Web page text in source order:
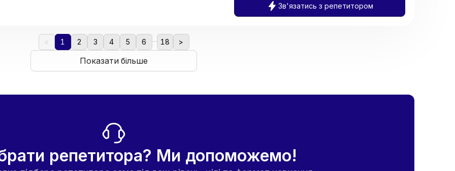
підтримка — це ключ до успіху.
Зв'язатись з репетитором
< 1 2 3 4 5 6 ... 18 >
Показати більше
репетитора? Ми допоможемо!